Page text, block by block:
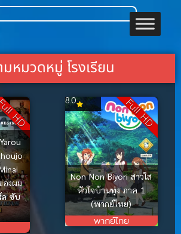
หมวดหมู่ โรงเรียน
HD
องผม
ล ซับ
Full HD
Non Non Biyori สาวใส
หัวใจบ้านทุ่ง ภาค 1
(พากย์ไทย)
พากย์ไทย
8.0